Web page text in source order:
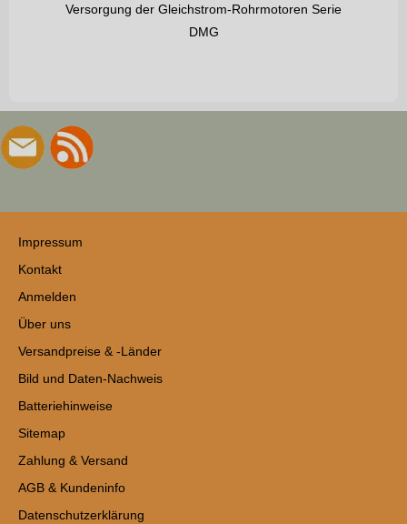
Versorgung der Gleichstrom-Rohrmotoren Serie
DMG
Impressum
Kontakt
Anmelden
Über uns
Versandpreise & -Länder
Bild und Daten-Nachweis
Batteriehinweise
Sitemap
Zahlung & Versand
AGB & Kundeninfo
Datenschutzerklärung